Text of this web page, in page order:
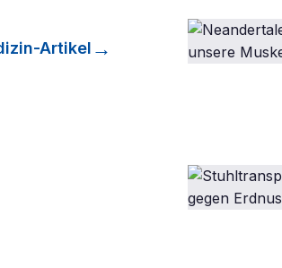
-Artikel